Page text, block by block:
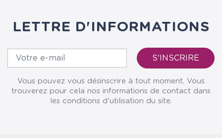
LETTRE D'INFORMATIONS
Vous pouvez vous désinscrire à tout moment. Vous
trouverez pour cela nos informations de contact dans
les conditions d'utilisation du site.